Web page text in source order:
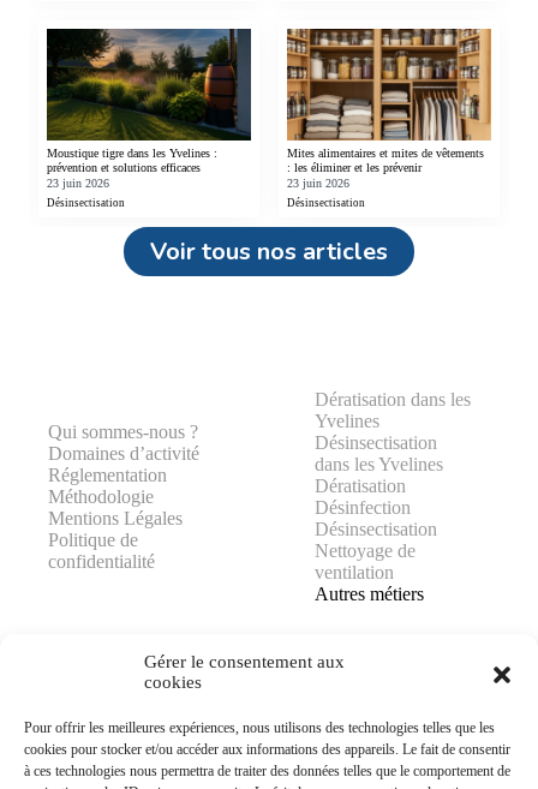
Gérer le consentement aux
cookies
Pour offrir les meilleures expériences, nous utilisons des technologies telles que les
cookies pour stocker et/ou accéder aux informations des appareils. Le fait de consentir
à ces technologies nous permettra de traiter des données telles que le comportement de
Moustique tigre dans les Yvelines :
prévention et solutions efficaces
23 juin 2026
Désinsectisation
Mites alimentaires et mites de vêtements
: les éliminer et les prévenir
23 juin 2026
Désinsectisation
Voir tous nos articles
Qui sommes-nous ?
Domaines d’activité
Réglementation
Méthodologie
Mentions Légales
Politique de
confidentialité
Dératisation dans les
Yvelines
Désinsectisation
dans les Yvelines
Dératisation
Désinfection
Désinsectisation
Nettoyage de
ventilation
Autres métiers
AJP GROUPE
25 rue Lavoisier
78370 PLAISIR